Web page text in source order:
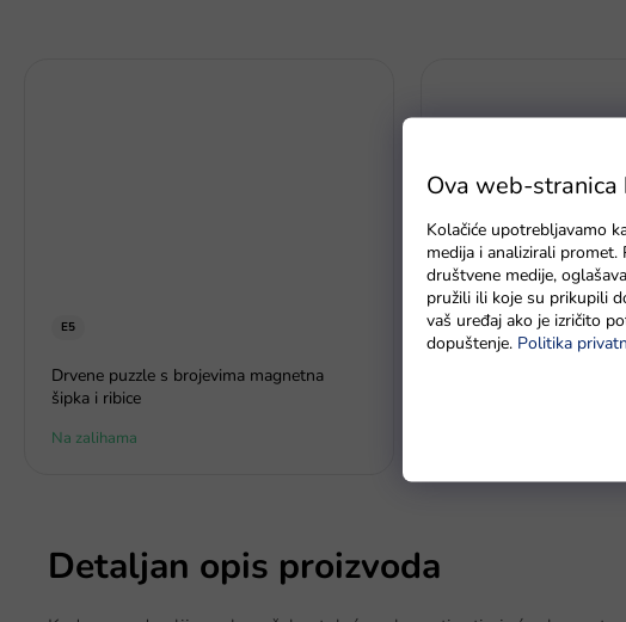
Ova web-stranica
Kolačiće upotrebljavamo
medija i analizirali
društvene medije,
pružili ili koje su prikupili
vaš uređaj ako je izričito
dopuštenje. Politika
E5
Drvene puzzle s brojevima magnetna
šipka i ribice
Na zalihama
Detaljan opis proizvoda